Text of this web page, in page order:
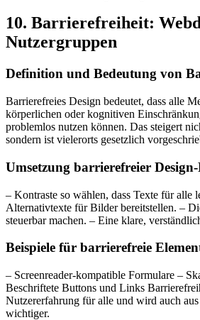
10. Barrierefreiheit:
Nutzergruppen
Definition und Bedeutung von
Barrierefreies Design bedeutet, dass alle
körperlichen oder kognitiven
problemlos nutzen können. Das steigert
sondern ist vielerorts gesetzlich
Umsetzung barrierefreier
– Kontraste so wählen, dass Texte für alle
Alternativtexte für Bilder bereitstellen. –
steuerbar machen. – Eine klare,
Beispiele für barrierefreie
– Screenreader-kompatible Formulare –
Beschriftete Buttons und Links
Nutzererfahrung für alle und wird auch
wichtiger.